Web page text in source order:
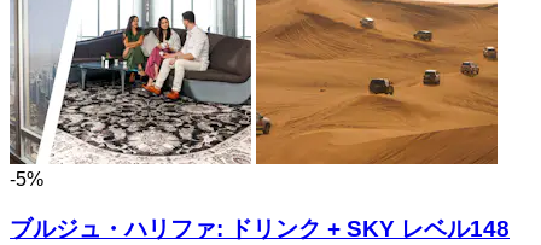
-5%
ブルジュ・ハリファ: ドリンク + SKY レベル148